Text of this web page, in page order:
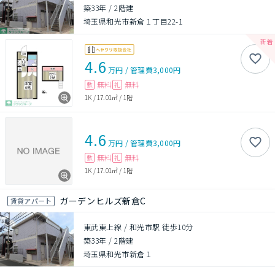
築33年 /2階建
埼玉県和光市新倉１丁目22-1
4.6 万円 /管理費3,000円
敷 無料 礼 無料
1K /17.01㎡ / 1階
4.6 万円 /管理費3,000円
敷 無料 礼 無料
1K / 17.01㎡ / 1階
賃貸アパート ガーデンヒルズ新倉C
東武東上線 / 和光市駅 徒歩10分
築33年 /2階建
埼玉県和光市新倉１